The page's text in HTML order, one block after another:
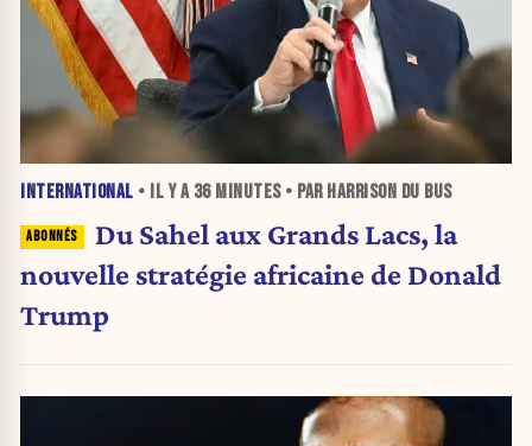
INTERNATIONAL • IL Y A 36 MINUTES• PAR HARRISON DU BUS
Du Sahel aux Grands Lacs, la
nouvelle stratégie africaine de Donald
Trump